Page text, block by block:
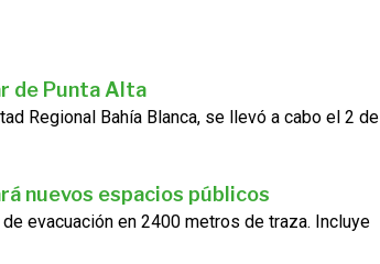
de Punta Alta
Regional Bahía Blanca, se llevó a cabo el 2 de
nuevos espacios públicos
evacuación en 2400 metros de traza. Incluye